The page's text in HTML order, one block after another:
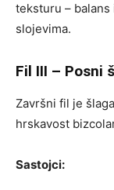
teksturu –
slojevima.
Fil III – Posni
Završni fil je
hrskavost
Sastojci: